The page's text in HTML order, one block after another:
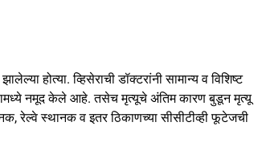
होत्या. व्हिसेराची डॉक्टरांनी सामान्य व विशिष्ट
नमूद केले आहे. तसेच मृत्यूचे अंतिम कारण बुडून मृत्यू
रेल्वे स्थानक व इतर ठिकाणच्या सीसीटीव्ही फूटेजची